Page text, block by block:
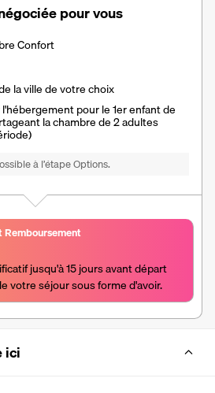
pour vous
Confort
la ville de votre choix
pour le 1er enfant de
la chambre de 2 adultes
à l’étape Options.
Remboursement
jusqu'à 15 jours avant départ
votre séjour sous forme d'avoir.
ici